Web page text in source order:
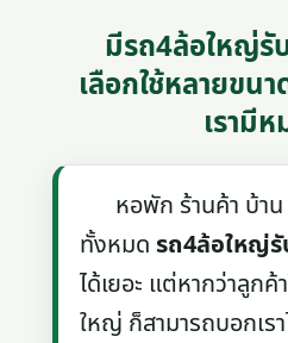
มีรถ4ล้อใหญ่รั
เลือกใช้หลายขน
เรามี
หอพัก ร้านค้า บ้าน
ทั้งหมดรถ4ล้อใหญ่
ได้เยอะ แต่หากว่าลูกค้
ใหญ่ ก็สามารถบอกเรา